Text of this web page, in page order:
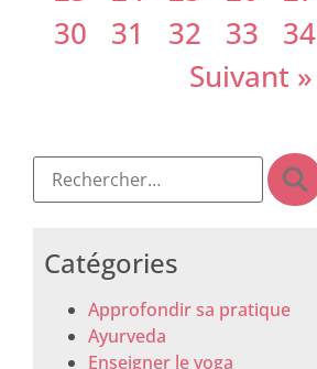
30
31 32 33 34
Suivant »
Catégories
Approfondir sa pratique
Ayurveda
Enseigner le yoga